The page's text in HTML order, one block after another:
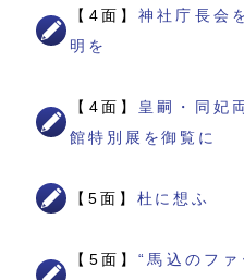
【4面】神社庁長会
明を
【4面】 皇嗣・同妃
館特別展を御覧に
【5面】 杜に想ふ
【5面】“馬込のフ